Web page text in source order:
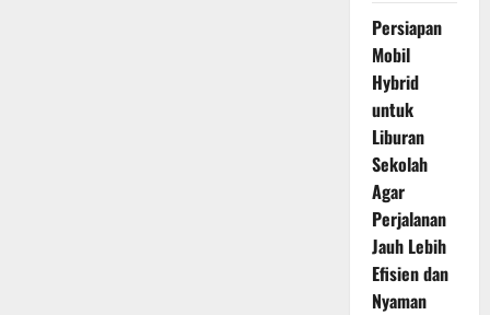
Persiapan
Mobil
Hybrid
untuk
Liburan
Sekolah
Agar
Perjalanan
Jauh Lebih
Efisien dan
Nyaman